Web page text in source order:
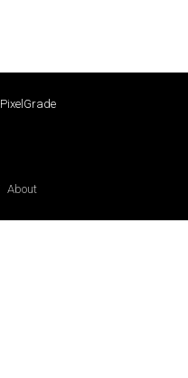
PixelGrade
About